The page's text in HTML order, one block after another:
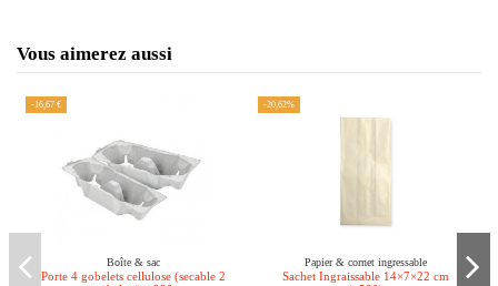
Vous aimerez aussi
-16,67 €
Boîte & sac
Porte 4 gobelets cellulose (secable 2
-20,62%
Papier & cornet ingressable
Sachet Ingraissable 14×7×22 cm